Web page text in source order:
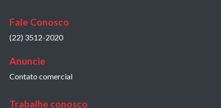
Fale Conosco
(22) 3512-2020
Anuncie
Contato comercial
Trabalhe conosco